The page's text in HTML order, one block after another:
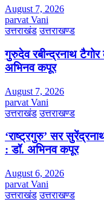
August 7, 2026
parvat Vani
उत्तराखंड उत्तराखण्ड
गुरुदेव रबीन्द्रनाथ
अभिनव कपूर
August 7, 2026
parvat Vani
उत्तराखंड उत्तराखण्ड
‘राष्ट्रगुरु’ सर
: डॉ. अभिनव कपूर
August 6, 2026
parvat Vani
उत्तराखंड उत्तराखण्ड